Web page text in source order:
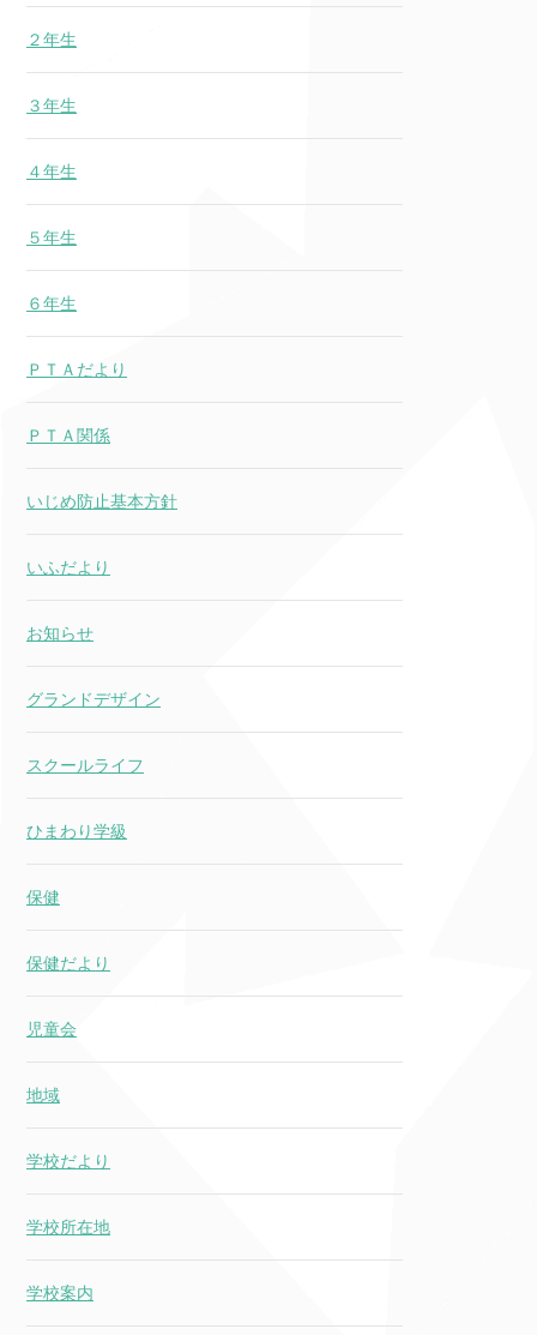
２年生
３年生
４年生
５年生
６年生
ＰＴＡだより
ＰＴＡ関係
いじめ防止基本方針
いふだより
お知らせ
グランドデザイン
スクールライフ
ひまわり学級
保健
保健だより
児童会
地域
学校だより
学校所在地
学校案内